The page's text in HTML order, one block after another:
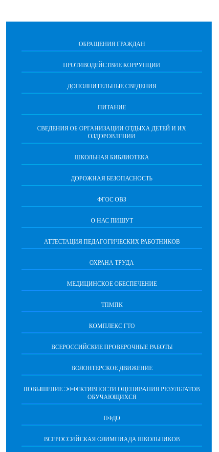
ОБРАЩЕНИЯ ГРАЖДАН
ПРОТИВОДЕЙСТВИЕ КОРРУПЦИИ
ДОПОЛНИТЕЛЬНЫЕ СВЕДЕНИЯ
ПИТАНИЕ
СВЕДЕНИЯ ОБ ОРГАНИЗАЦИИ ОТДЫХА ДЕТЕЙ И ИХ
ОЗДОРОВЛЕНИИ
ШКОЛЬНАЯ БИБЛИОТЕКА
ДОРОЖНАЯ БЕЗОПАСНОСТЬ
ФГОС ОВЗ
О НАС ПИШУТ
АТТЕСТАЦИЯ ПЕДАГОГИЧЕСКИХ РАБОТНИКОВ
ОХРАНА ТРУДА
МЕДИЦИНСКОЕ ОБЕСПЕЧЕНИЕ
ТПМПК
КОМПЛЕКС ГТО
ВСЕРОССИЙСКИЕ ПРОВЕРОЧНЫЕ РАБОТЫ
ВОЛОНТЕРСКОЕ ДВИЖЕНИЕ
ПОВЫШЕНИЕ ЭФФЕКТИВНОСТИ ОЦЕНИВАНИЯ РЕЗУЛЬТАТОВ
ОБУЧАЮЩИХСЯ
ПФДО
ВСЕРОССИЙСКАЯ ОЛИМПИАДА ШКОЛЬНИКОВ